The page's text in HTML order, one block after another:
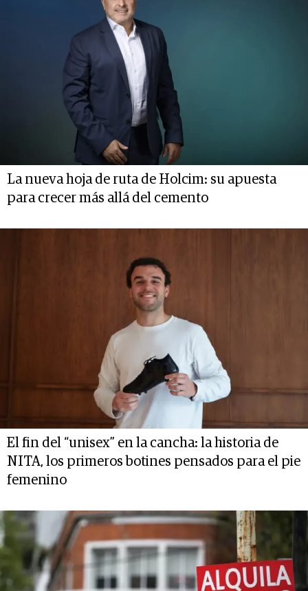
La nueva hoja de ruta de Holcim: su apuesta
para crecer más allá del cemento
El fin del “unisex” en la cancha: la historia de
NITA, los primeros botines pensados para el pie
femenino